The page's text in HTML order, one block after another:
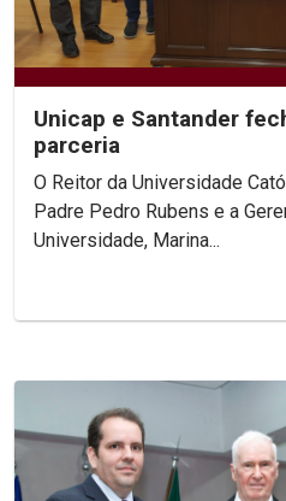
Unicap e Santander
parceria
O Reitor da Universidade
Padre Pedro Rubens e a
Universidade, Marina...